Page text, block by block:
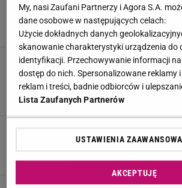
matki z Emmanuelem
"Doświadczyłam przemocy i
Iwona Smyrak,27 MAJA 2025,
Macron uderzony przez
samolotu? Szybko
kontrowersyjne nagranie
Iwona Smyrak,
Dziennikarka twierdzi, że
sekret Brigitte Macron.
My, nasi Zaufani Partnerzy i Agora S.A.
dane osobowe w następujących celach:
Użycie dokładnych danych
skanowanie charakterystyki urządzenia do
identyfikacji. Przechowywanie informacji
dostęp do nich. Spersonalizowane reklamy
reklam i treści, badnie odbiorców i
Lista Zaufanych Partnerów
USTAWIENIA
AKCEPTUJĘ